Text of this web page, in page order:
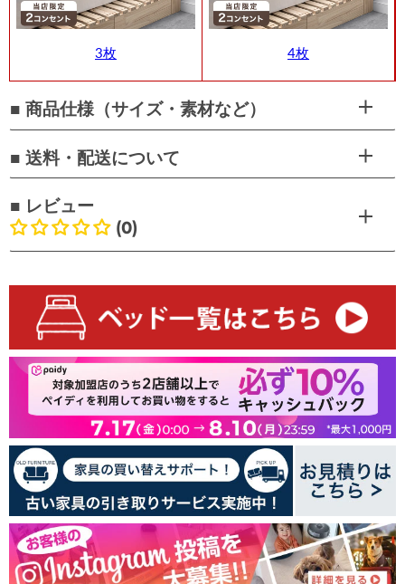
3枚 4枚
■ 商品仕様（サイズ・素材など）
■ 送料・配送について
■ レビュー
(0)
お客様のレビュー
最初のレビューを書きましょう
レビューを書く